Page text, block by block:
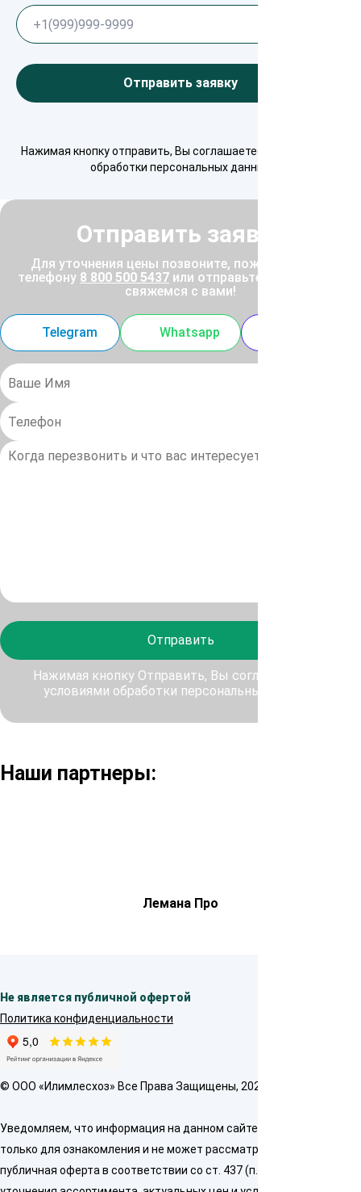
Отправить заявку
Нажимая кнопку отправить, Вы соглашаетесь с
обработки персональных данных
Отправить заявку
Для уточнения цены позвоните, пожалуйста, по
телефону 8 800 500 5437 или отправьте заявку, и мы
свяжемся с вами!
Telegram Whatsapp
Отправить
Нажимая кнопку Отправить, Вы соглашаетесь с
условиями обработки персональных данных
Наши партнеры:
Лемана Про
Не является публичной офертой
Политика конфиденциальности
© OOO «Илимлесхоз» Все Права Защищены, 2026
Уведомляем, что информация на данном сайте предназначена
только для ознакомления и не может рассматриваться как
публичная оферта в соответствии со ст. 437 (п. 2) ГК РФ. Для